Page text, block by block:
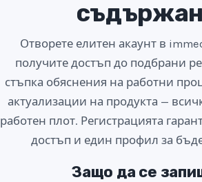
Отворете елитен акаунт в
получите достъп до подбрани
стъпка обяснения на работни
актуализации на продукта —
работен плот. Регистрацията
достъп и един профил за
Защо да се